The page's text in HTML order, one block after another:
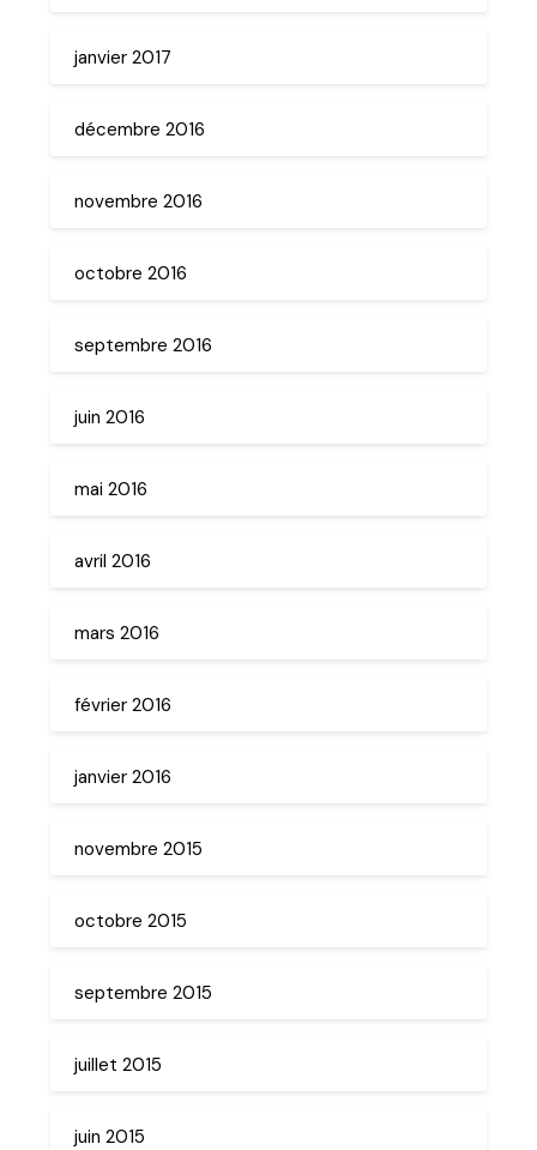
janvier 2017
décembre 2016
novembre 2016
octobre 2016
septembre 2016
juin 2016
mai 2016
avril 2016
mars 2016
février 2016
janvier 2016
novembre 2015
octobre 2015
septembre 2015
juillet 2015
juin 2015